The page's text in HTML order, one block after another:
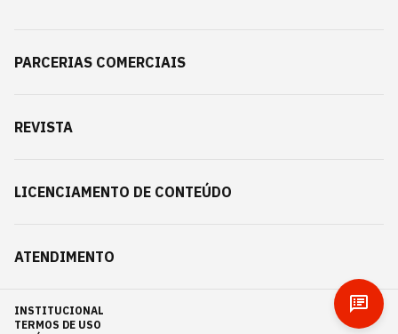
PARCERIAS COMERCIAIS
REVISTA
LICENCIAMENTO DE CONTEÚDO
ATENDIMENTO
INSTITUCIONAL
TERMOS DE USO